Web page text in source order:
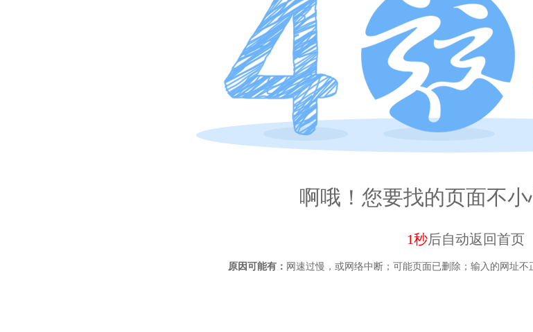
啊哦！您要找的页面不
1秒后自动返回首页
原因可能有： 网速过慢，或网络中断； 可能页面已删除； 输入的网址不